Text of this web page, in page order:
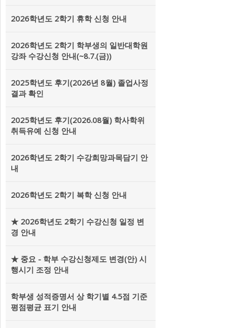
2026학년도 2학기 휴학 신청 안내
2026학년도 2학기 학부생의 일반대학원
강좌 수강신청 안내(~8.7.(금))
2025학년도 후기(2026년 8월) 졸업사정
결과 확인
2025학년도 후기(2026.08월) 학사학위
취득유예 신청 안내
2026학년도 2학기 수강희망과목담기 안
내
2026학년도 2학기 복학 신청 안내
★ 2026학년도 2학기 수강신청 일정 변
경 안내
★ 중요 - 학부 수강신청제도 변경(안) 시
행시기 조정 안내
학부생 성적증명서 상 학기별 4.5점 기준
평점평균 표기 안내